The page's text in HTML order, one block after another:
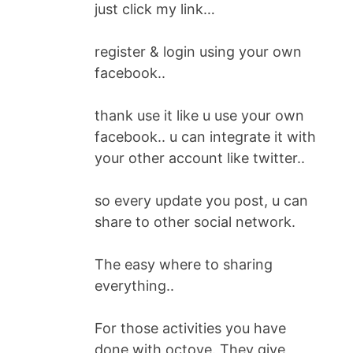
just click my link…
register & login using your own
facebook..
thank use it like u use your own
facebook.. u can integrate it with
your other account like twitter..
so every update you post, u can
share to other social network.
The easy where to sharing
everything..
For those activities you have
done with octove. They give